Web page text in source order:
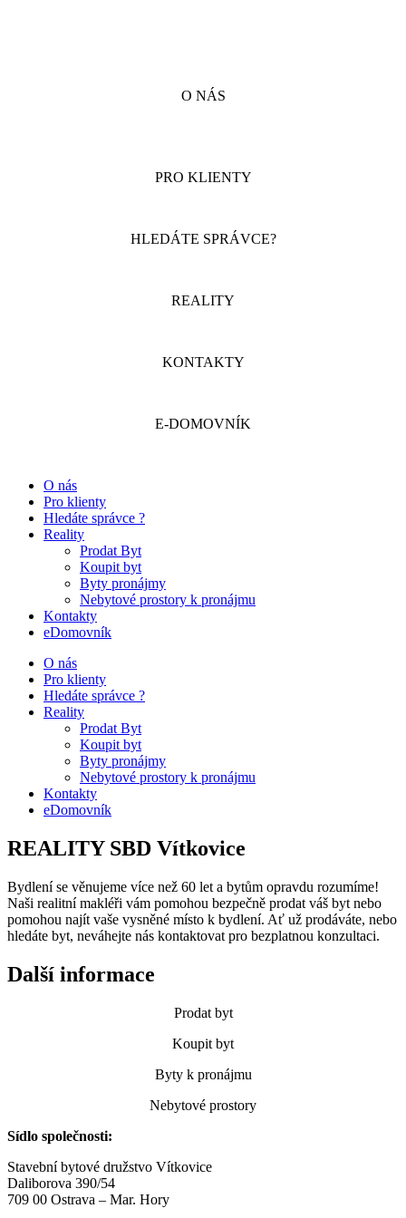
O NÁS
PRO KLIENTY
HLEDÁTE SPRÁVCE?
REALITY
KONTAKTY
E-DOMOVNÍK
O nás
Pro klienty
Hledáte správce ?
Reality
Prodat Byt
Koupit byt
Byty pronájmy
Nebytové prostory k pronájmu
Kontakty
eDomovník
O nás
Pro klienty
Hledáte správce ?
Reality
Prodat Byt
Koupit byt
Byty pronájmy
Nebytové prostory k pronájmu
Kontakty
eDomovník
REALITY SBD Vítkovice
Bydlení se věnujeme více než 60 let a bytům opravdu rozumíme!
Naši realitní makléři vám pomohou bezpečně prodat váš byt nebo
pomohou najít vaše vysněné místo k bydlení. Ať už prodáváte, nebo
hledáte byt, neváhejte nás kontaktovat pro bezplatnou konzultaci.
Další informace
Prodat byt
Koupit byt
Byty k pronájmu
Nebytové prostory
Sídlo společnosti:
Stavební bytové družstvo Vítkovice
Daliborova 390/54
709 00 Ostrava – Mar. Hory